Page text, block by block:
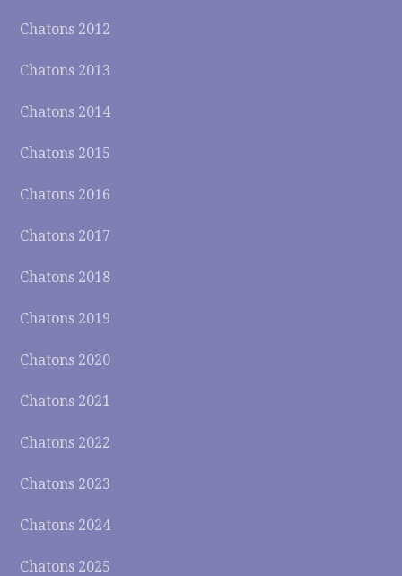
Chatons 2012
Chatons 2013
Chatons 2014
Chatons 2015
Chatons 2016
Chatons 2017
Chatons 2018
Chatons 2019
Chatons 2020
Chatons 2021
Chatons 2022
Chatons 2023
Chatons 2024
Chatons 2025